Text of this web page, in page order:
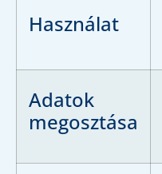
Használat
Adatok
megosztása